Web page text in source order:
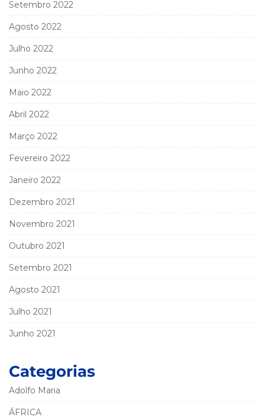
Setembro 2022
Agosto 2022
Julho 2022
Junho 2022
Maio 2022
Abril 2022
Março 2022
Fevereiro 2022
Janeiro 2022
Dezembro 2021
Novembro 2021
Outubro 2021
Setembro 2021
Agosto 2021
Julho 2021
Junho 2021
Categorias
Adolfo Maria
ÁFRICA